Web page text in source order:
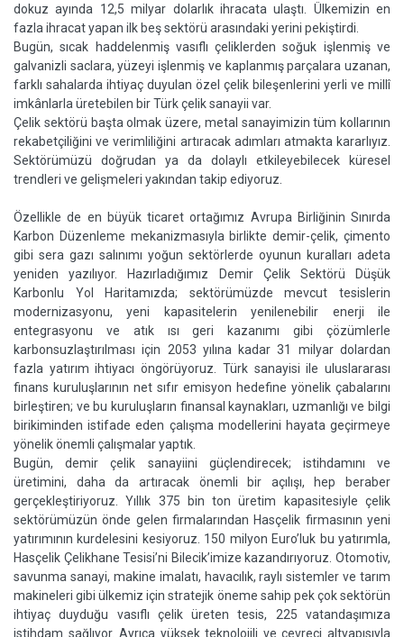
dokuz ayında 12,5 milyar dolarlık ihracata ulaştı. Ülkemizin en
fazla ihracat yapan ilk beş sektörü arasındaki yerini pekiştirdi.
Bugün, sıcak haddelenmiş vasıflı çeliklerden soğuk işlenmiş ve
galvanizli saclara, yüzeyi işlenmiş ve kaplanmış parçalara uzanan,
farklı sahalarda ihtiyaç duyulan özel çelik bileşenlerini yerli ve millî
imkânlarla üretebilen bir Türk çelik sanayii var.
Çelik sektörü başta olmak üzere, metal sanayimizin tüm kollarının
rekabetçiliğini ve verimliliğini artıracak adımları atmakta kararlıyız.
Sektörümüzü doğrudan ya da dolaylı etkileyebilecek küresel
trendleri ve gelişmeleri yakından takip ediyoruz.
Özellikle de en büyük ticaret ortağımız Avrupa Birliğinin Sınırda
Karbon Düzenleme mekanizmasıyla birlikte demir-çelik, çimento
gibi sera gazı salınımı yoğun sektörlerde oyunun kuralları adeta
yeniden yazılıyor. Hazırladığımız Demir Çelik Sektörü Düşük
Karbonlu Yol Haritamızda; sektörümüzde mevcut tesislerin
modernizasyonu, yeni kapasitelerin yenilenebilir enerji ile
entegrasyonu ve atık ısı geri kazanımı gibi çözümlerle
karbonsuzlaştırılması için 2053 yılına kadar 31 milyar dolardan
fazla yatırım ihtiyacı öngörüyoruz. Türk sanayisi ile uluslararası
finans kuruluşlarının net sıfır emisyon hedefine yönelik çabalarını
birleştiren; ve bu kuruluşların finansal kaynakları, uzmanlığı ve bilgi
birikiminden istifade eden çalışma modellerini hayata geçirmeye
yönelik önemli çalışmalar yaptık.
Bugün, demir çelik sanayiini güçlendirecek; istihdamını ve
üretimini, daha da artıracak önemli bir açılışı, hep beraber
gerçekleştiriyoruz. Yıllık 375 bin ton üretim kapasitesiyle çelik
sektörümüzün önde gelen firmalarından Hasçelik firmasının yeni
yatırımının kurdelesini kesiyoruz. 150 milyon Euro’luk bu yatırımla,
Hasçelik Çelikhane Tesisi’ni Bilecik’imize kazandırıyoruz. Otomotiv,
savunma sanayi, makine imalatı, havacılık, raylı sistemler ve tarım
makineleri gibi ülkemiz için stratejik öneme sahip pek çok sektörün
ihtiyaç duyduğu vasıflı çelik üreten tesis, 225 vatandaşımıza
istihdam sağlıyor. Ayrıca yüksek teknolojili ve çevreci altyapısıyla